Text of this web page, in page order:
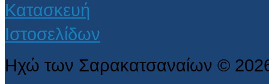
Ηχώ των Σαρακατσαναίων ©